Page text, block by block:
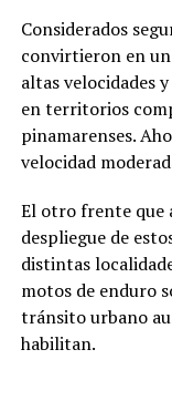
Considerados
convirtieron en
altas velocidades
en territorios
pinamarenses.
velocidad
El otro frente que
despliegue de
distintas
motos de enduro
tránsito urbano
habilitan.